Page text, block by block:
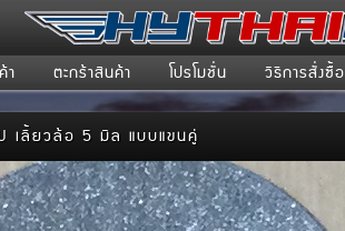
า ตะกร้าสินค้า โปรโมชั่น วิธีการสั่งซื้อ
เลี้ยวล้อ 5 มิล แบบแขนคู่